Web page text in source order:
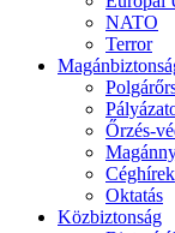
NATO
Terror
Őrzés-
Céghírek
Oktatás
Közbiztonság